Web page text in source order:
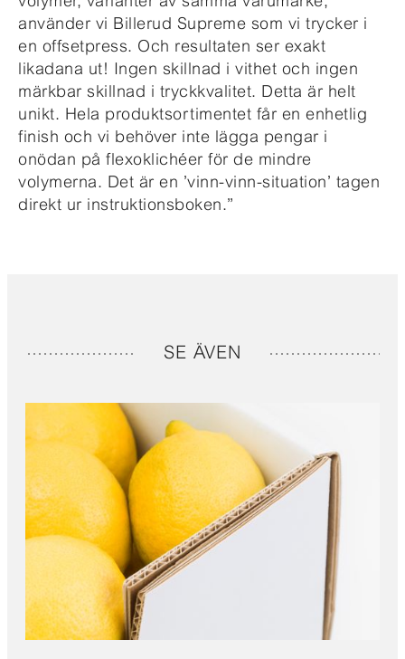
använder vi Billerud Supreme som vi trycker i
en offsetpress. Och resultaten ser exakt
likadana ut! Ingen skillnad i vithet och ingen
märkbar skillnad i tryckkvalitet. Detta är helt
unikt. Hela produktsortimentet får en enhetlig
finish och vi behöver inte lägga pengar i
onödan på flexoklichéer för de mindre
volymerna. Det är en ’vinn-vinn-situation’ tagen
direkt ur instruktionsboken.”
SE ÄVEN